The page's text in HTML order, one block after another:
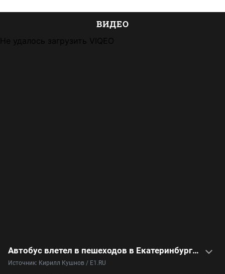
ВИДЕО
Не удалось загрузить VIQEO
Автобус влетел в пешеходов в Екатеринбурге: что известно о смертельной аварии и рассказы очевидцев — в видео
Источник: Кирилл Кушнов / E1.RU